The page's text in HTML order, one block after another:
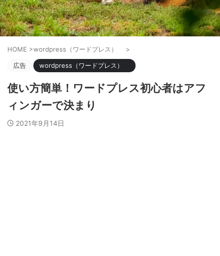
HOME >wordpress（ワードプレス） >
広告 wordpress（ワードプレス）
使い方簡単！ワードプレス初心者はアフ
ィンガーで決まり
2021年9月14日